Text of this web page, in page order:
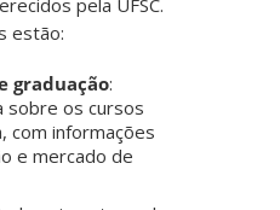
estão:
graduação:
sobre os cursos
com informações
e mercado de